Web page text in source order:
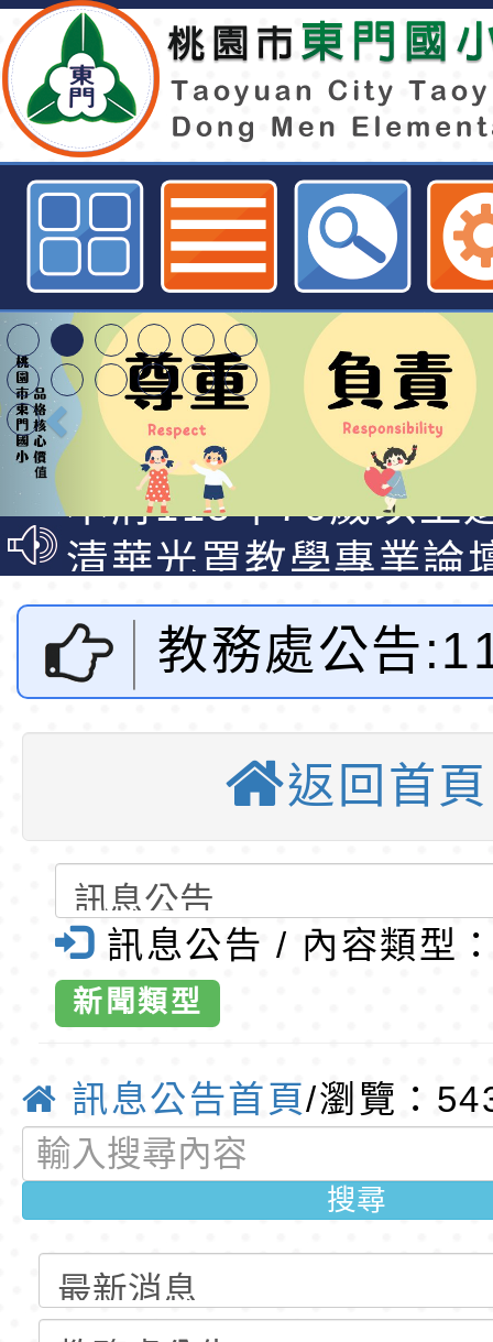
113年度國中小圖書館閱讀推動教
階研習-桃園市東門國小全球資訊網
轉知臺中市政府政風
光城市手牽手，綠能
走」動畫影片
本府115年70歲以上
員健康講座「吃得安
心」，請退休同仁踴
清華光罩教學專業論
動時代中的好老師：
教師韌性
轉環境部「淨零綠領
程」
轉農業部桃園區農業
「115年食農教育專
訓練課程」，歡迎已
育專業人員資格者報
錄取公告-桃園市桃
民小學115學年度「
理人員」甄選
東門國小115學年度
梯特教代課教師甄選
公告(尚有缺額)
錄取公告-桃園市桃
民小學115學年度「
班教師助理員」甄選
東門國小115學年度
梯特教代理教師甄選
公告(尚有缺額)
東門國小附設幼兒園
第1學期第2梯代理教
招錄取公告
轉知臺中市政府政風
光城市手牽手，綠能
走」動畫影片
本府115年70歲以上
員健康講座「吃得安
心」，請退休同仁踴
清華光罩教學專業論
動時代中的好老師：
轉環境部「淨零綠領
轉農業部桃園區農業
「115年食農教育專
訓練課程」，歡迎已
錄取公告-桃園市桃
民小學115學年度「
東門國小115學年度
教務處公告
國中小圖書
動教師教育
階研習-桃園
小全球資訊網
返回首頁
訊息公告 / 內容類型
新聞類型
訊息公告首頁/瀏覽：
搜尋